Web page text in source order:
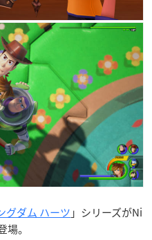
グダム ハーツ 」シリーズがNi
。